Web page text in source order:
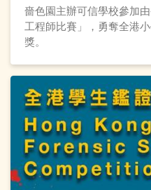
嗇色園主辦可信學校參加
工程師比賽」，勇奪全港
獎。